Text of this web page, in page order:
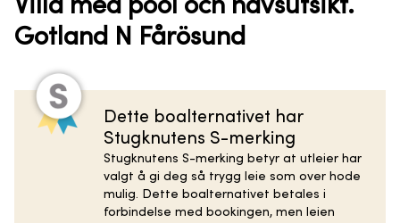
Villa med pool och havsutsikt.
Gotland N Fårösund
Dette boalternativet har
Stugknutens S-merking
Stugknutens S-merking betyr at utleier har
valgt å gi deg så trygg leie som over hode
mulig. Dette boalternativet betales i
forbindelse med bookingen, men leien